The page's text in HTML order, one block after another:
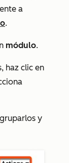
a
.
módulo.
, haz clic en
y